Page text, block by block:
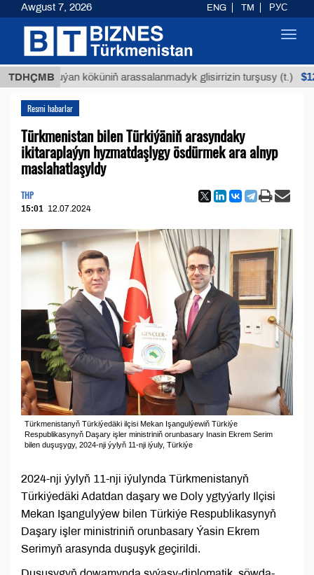
TDHÇMB
Buýan köküniň arassalanmadyk glisirrizin turşusy (t.) $12935,18
Resmi habarlar
Türkmenistan bilen Türkiýäniň arasyndaky
ikitaraplaýyn hyzmatdaşlygy ösdürmek ara alnyp
maslahatlaşyldy
THP
15:01 12.07.2024
Türkmenistanyň Türkiýedäki ilçisi Mekan Işangulýewiň Türkiýe
Respublikasynyň Daşary işler ministriniň orunbasary Inasin Ekrem Serim
bilen duşuşygy, 2024-nji ýylyň 11-nji iýuly, Türkiýe
2024-nji ýylyň 11-nji iýulynda Türkmenistanyň
Türkiýedäki Adatdan daşary we Doly ygtyýarly Ilçisi
Mekan Işangulyýew bilen Türkiýe Respublikasynyň
Daşary işler ministriniň orunbasary Ýasin Ekrem
Serimyň arasynda duşuşyk geçirildi.
Awgust 7, 2026 ENG TM РУС